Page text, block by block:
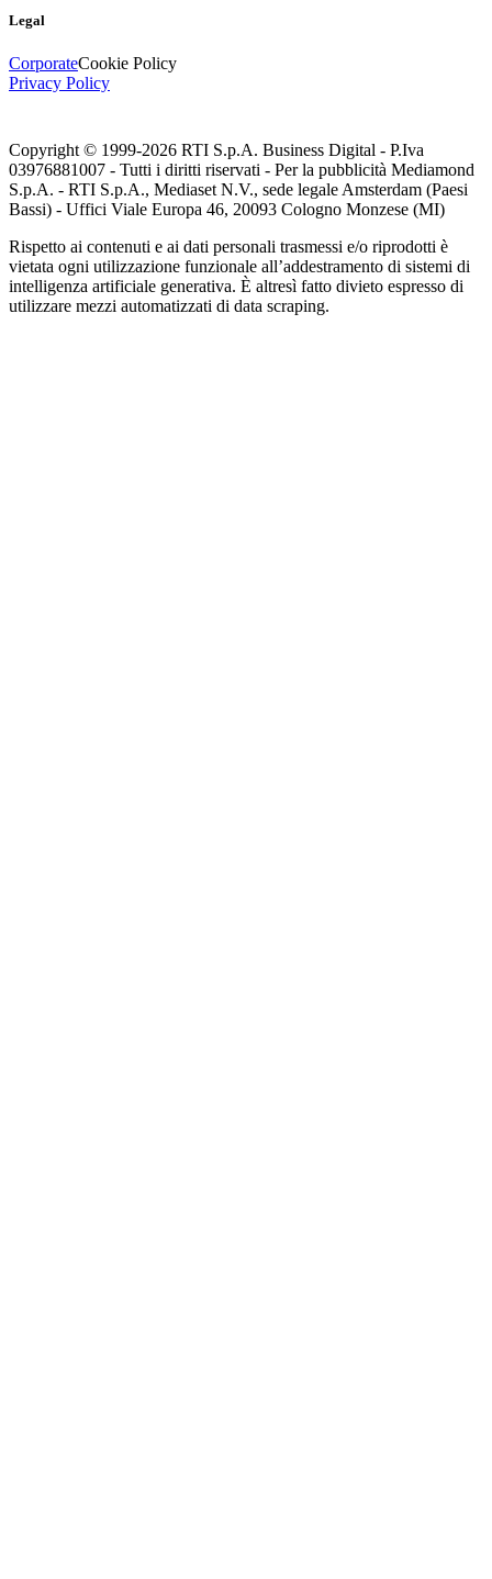
Legal
CorporateCookie Policy
Privacy Policy
Copyright © 1999-2026 RTI S.p.A. Business Digital - P.Iva
03976881007 - Tutti i diritti riservati - Per la pubblicità Mediamond
S.p.A. - RTI S.p.A., Mediaset N.V., sede legale Amsterdam (Paesi
Bassi) - Uffici Viale Europa 46, 20093 Cologno Monzese (MI)
Rispetto ai contenuti e ai dati personali trasmessi e/o riprodotti è
vietata ogni utilizzazione funzionale all’addestramento di sistemi di
intelligenza artificiale generativa. È altresì fatto divieto espresso di
utilizzare mezzi automatizzati di data scraping.